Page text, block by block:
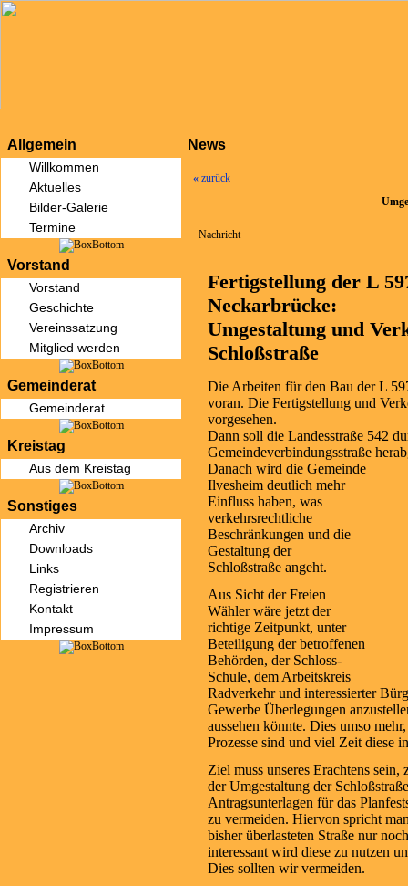
Allgemein
Willkommen
Aktuelles
Bilder-Galerie
Termine
Vorstand
Vorstand
Geschichte
Vereinssatzung
Mitglied werden
Gemeinderat
Gemeinderat
Kreistag
Aus dem Kreistag
Sonstiges
Archiv
Downloads
Links
Registrieren
Kontakt
Impressum
News
« zurück
Nachricht
Fertigstellung der L
Neckarbrücke:
Umgestaltung und
Schloßstraße
Die Arbeiten für den Bau der L
voran. Die Fertigstellung und
vorgesehen.
Dann soll die Landesstraße 542
Gemeindeverbindungsstraße
Danach wird die Gemeinde
Ilvesheim deutlich mehr
Einfluss haben, was
verkehrsrechtliche
Beschränkungen und die
Gestaltung der
Schloßstraße angeht.
Aus Sicht der Freien
Wähler wäre jetzt der
richtige Zeitpunkt, unter
Beteiligung der betroffenen
Behörden, der Schloss-
Schule, dem Arbeitskreis
Radverkehr und interessierter
Gewerbe Überlegungen
aussehen könnte. Dies umso
Prozesse sind und viel Zeit diese
Ziel muss unseres Erachtens
der Umgestaltung der
Antragsunterlagen für das
zu vermeiden. Hiervon spricht
bisher überlasteten Straße nur
interessant wird diese zu nutzen
Dies sollten wir vermeiden.